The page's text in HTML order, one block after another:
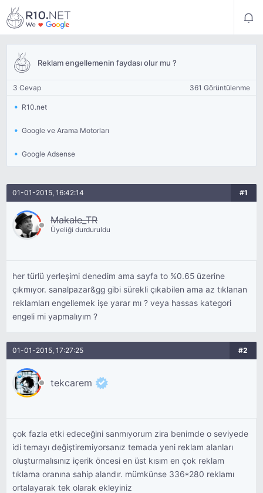
Reklam engellemenin faydası olur mu ?
3 Cevap 361 Görüntülenme
R10.net
Google ve Arama Motorları
Google Adsense
01-01-2015, 16:42:14 #1
Makale_TR
Üyeliği durduruldu
her türlü yerleşimi denedim ama sayfa to %0.65 üzerine
çıkmıyor. sanalpazar&gg gibi sürekli çıkabilen ama az tıklanan
reklamları engellemek işe yarar mı ? veya hassas kategori
engeli mi yapmalıyım ?
01-01-2015, 17:27:25 #2
tekcarem
çok fazla etki edeceğini sanmıyorum zira benimde o seviyede
idi temayı değiştiremiyorsanız temada yeni reklam alanları
oluşturmalısınız içerik öncesi en üst kısım en çok reklam
tıklama oranına sahip alandır. mümkünse 336*280 reklamı
ortalayarak tek olarak ekleyiniz